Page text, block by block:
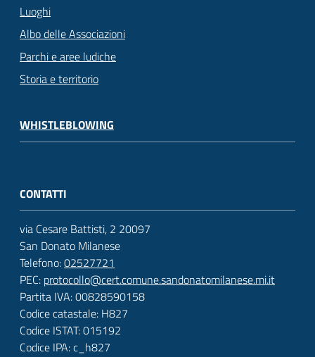
Luoghi
Albo delle Associazioni
Parchi e aree ludiche
Storia e territorio
WHISTLEBLOWING
CONTATTI
via Cesare Battisti, 2 20097
San Donato Milanese
Telefono:02527721
PEC: protocollo@cert.comune.sandonatomilanese.mi.it
Partita IVA: 00828590158
Codice catastale: H827
Codice ISTAT: 015192
Codice IPA: c_h827